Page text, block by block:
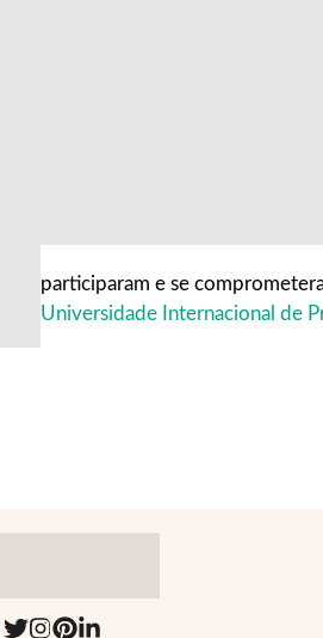
participaram e se
Universidade Internacional de